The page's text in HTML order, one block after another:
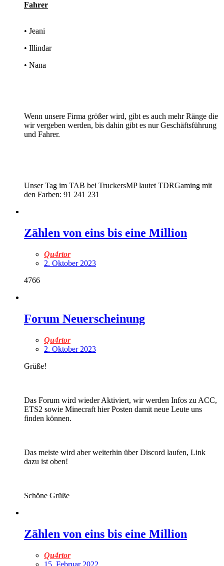
Fahrer
• Jeani
• Illindar
• Nana
Wenn unsere Firma größer wird, gibt es auch mehr Ränge die
wir vergeben werden, bis dahin gibt es nur Geschäftsführung
und Fahrer.
Unser Tag im TAB bei TruckersMP lautet TDRGaming mit
den Farben: 91 241 231
Zählen von eins bis eine Million
Qu4rtor
2. Oktober 2023
4766
Forum Neuerscheinung
Qu4rtor
2. Oktober 2023
Grüße!
Das Forum wird wieder Aktiviert, wir werden Infos zu ACC,
ETS2 sowie Minecraft hier Posten damit neue Leute uns
finden können.
Das meiste wird aber weiterhin über Discord laufen, Link
dazu ist oben!
Schöne Grüße
Zählen von eins bis eine Million
Qu4rtor
15. Februar 2022